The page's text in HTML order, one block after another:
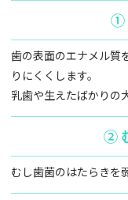
①
歯の表面のエナメル質
りにくくします。
乳歯や生えたばかりの
②
むし歯菌のはたらきを